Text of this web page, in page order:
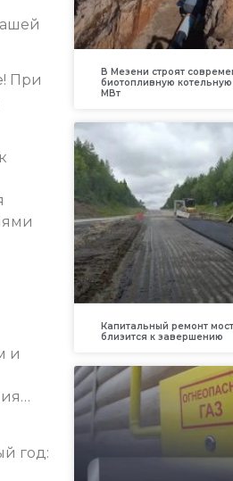
При
и
год:
В Мезени строят
биотопливную
МВт
Капитальный ремонт
близится к завершению